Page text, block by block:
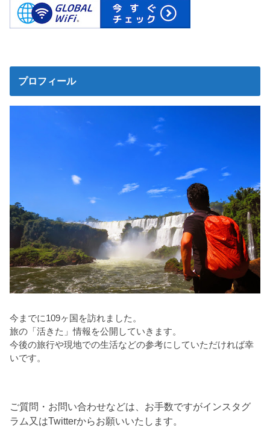
プロフィール
今までに109ヶ国を訪れました。
旅の「活きた」情報を公開していきます。
今後の旅行や現地での生活などの参考にしていただければ幸
いです。
ご質問・お問い合わせなどは、お手数ですがインスタグ
ラム又はTwitterからお願いいたします。